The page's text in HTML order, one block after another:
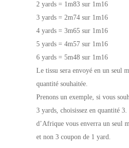
2 yards = 1m83 sur 1m16
3 yards = 2m74 sur 1m16
4 yards = 3m65 sur 1m16
5 yards = 4m57 sur 1m16
6 yards = 5m48 sur 1m16
Le tissu sera envoyé en un seul
quantité souhaitée.
Prenons un exemple, si vous
3 yards, choisissez en quantité
d’Afrique vous enverra un seul
et non 3 coupon de 1 yard.